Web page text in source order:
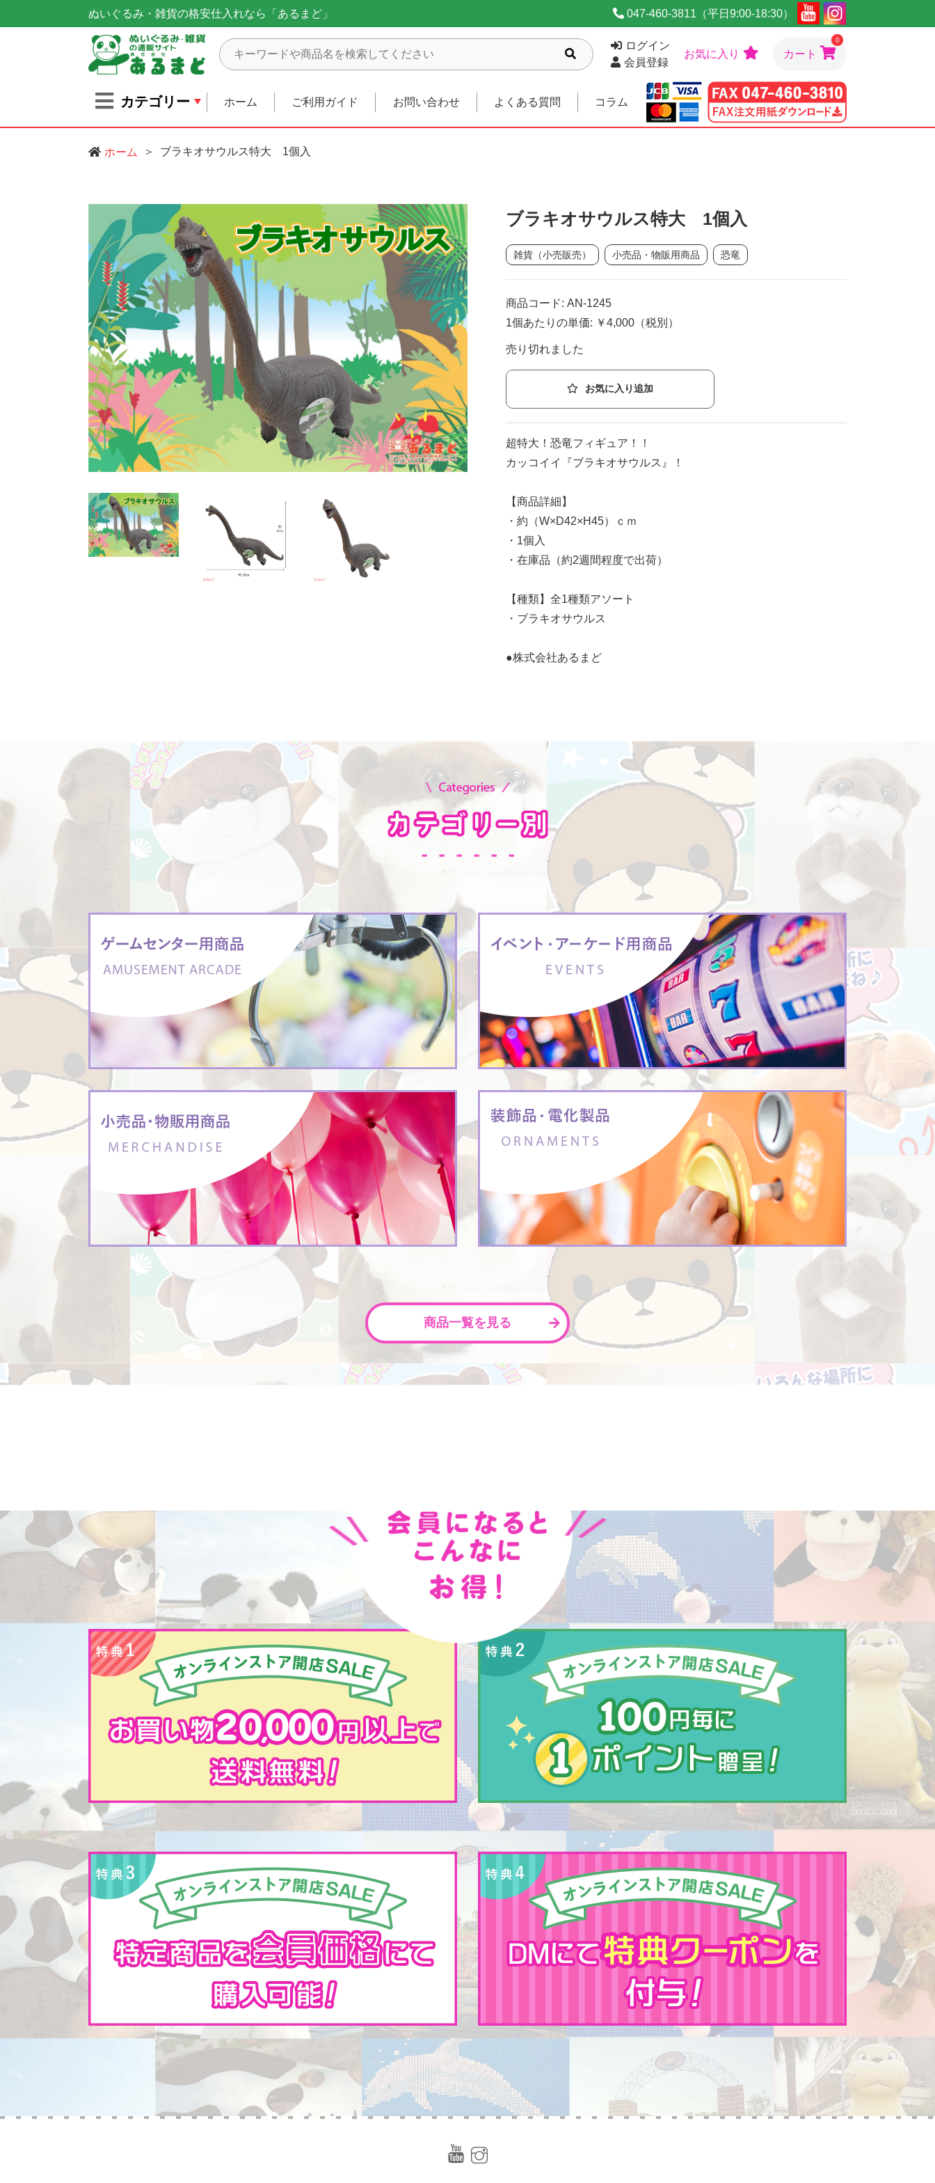
ぬいぐるみ・雑貨の格安仕入れなら「あるまど」 047-460-3811（平日9:00-18:30）
ログイン
会員登録
お気に入り カート
0
カテゴリー ホーム ご利用ガイド お問い合わせ よくある質問 コラム
ホーム ブラキオサウルス特大 1個入
ブラキオサウルス特大 1個入
雑貨（小売販売） 小売品・物販用商品 恐竜
商品コード: AN-1245
1個あたりの単価: ￥4,000（税別）
売り切れました
お気に入り追加
超特大！恐竜フィギュア！！
カッコイイ『ブラキオサウルス』！
【商品詳細】
・約（W×D42×H45）ｃｍ
・1個入
・在庫品（約2週間程度で出荷）
【種類】全1種類アソート
・ブラキオサウルス
●株式会社あるまど
商品一覧を見る